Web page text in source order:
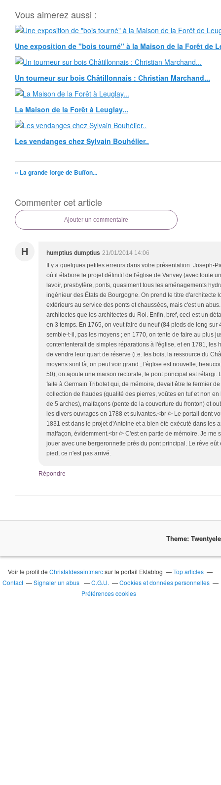
Vous aimerez aussi :
Une exposition de "bois tourné" à la Maison de la Forêt de
Un tourneur sur bois Châtillonnais : Christian Marchand...
La Maison de la Forêt à Leuglay...
Les vendanges chez Sylvain Bouhélier..
« La grande forge de Buffon...
Commenter cet article
Ajouter un commentaire
H humptius dumptius 21/01/2014 14:06
Il y a quelques petites erreurs dans votre présentation. Joseph-
où il élabore le projet définitif de l'église de Vanvey (avec toute
lavoir, presbytère, ponts, quasiment tous les aménagements
ingénieur des États de Bourgogne. On prend le titre d'architecte
extérieurs au service des ponts et chaussées, mais c'est un
architectes que les architectes du Roi. Enfin, bref, ceci est un
en 3 temps. En 1765, on veut faire du neuf (84 pieds de long sur
semble-t-il, pas les moyens ; en 1770, on tente de faire au plus
contententerait de simples réparations à l'église, et en 1781, les
de vendre leur quart de réserve (i.e. les bois, la ressource du
moyens sont là, on peut voir grand ; l'église est nouvelle,
50), on ajoute une maison rectorale, le pont principal est rélargi.
faite à Germain Tribolet qui, de mémoire, devait être le fermier
collection de fraudes (qualité des pierres, voûtes en tuf et non
de 5 arches), malfaçons (pente de la couverture du fronton) et
les divers ouvrages en 1788 et suivantes.<br /> Le portail dont
1831 est dans le projet d'Antoine et a bien été exécuté dans les
malfaçon, évidemment.<br /> C'est en partie de mémoire. Je me
jouer avec une bergeronnette près du pont principal. Le rêve eût
pied, ce n'est pas arrivé.
Répondre
Theme:
Voir le profil deChristaldesaintmarcsur le portail Eklablog
Top articles
Contact
Signaler un abus C.G.U.
Cookies et données personnelles
Préférences cookies